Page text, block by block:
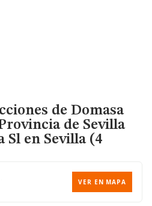
de Domasa
de Sevilla
Sl en Sevilla (4
VER EN MAPA